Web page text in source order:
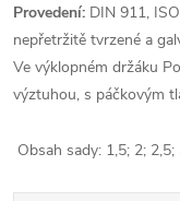
Provedení: DIN 911,
nepřetržitě tvrzené a
Ve výklopném držáku
výztuhou, s páčkovým
Obsah sady: 1,5; 2;